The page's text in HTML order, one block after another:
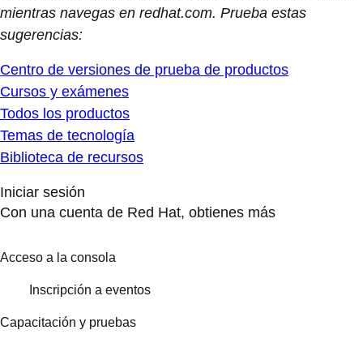
mientras navegas en redhat.com. Prueba estas
sugerencias:
Centro de versiones de prueba de productos
Cursos y exámenes
Todos los productos
Temas de tecnología
Biblioteca de recursos
Iniciar sesión
Con una cuenta de Red Hat, obtienes más
Acceso a la consola
Inscripción a eventos
Capacitación y pruebas